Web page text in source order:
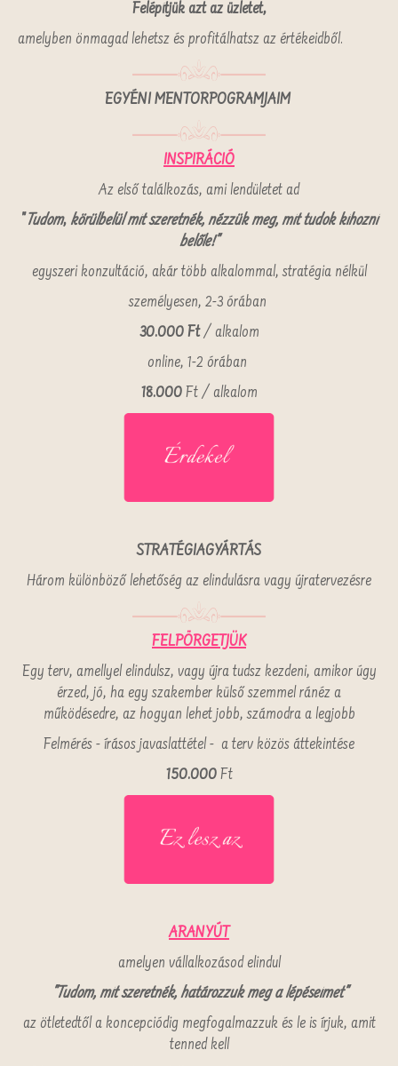
Felépítjük azt az üzletet,
amelyben önmagad lehetsz és profitálhatsz az értékeidből.
EGYÉNI MENTORPOGRAMJAIM
INSPIRÁCIÓ
Az első találkozás, ami lendületet ad
"Tudom, körülbelül mit szeretnék, nézzük meg, mit tudok kihozni
belőle!"
egyszeri konzultáció, akár több alkalommal, stratégia nélkül
személyesen, 2-3 órában
30.000 Ft/ alkalom
online, 1-2 órában
18.000Ft / alkalom
STRATÉGIAGYÁRTÁS
Három különböző lehetőség az elindulásra vagy újratervezésre
FELPÖRGETJÜK
Egy terv, amellyel elindulsz, vagy újra tudsz kezdeni, amikor úgy
érzed, jó, ha egy szakember külső szemmel ránéz a
működésedre, az hogyan lehet jobb, számodra a legjobb
Felmérés - írásos javaslattétel - a terv közös áttekintése
150.000Ft
ARANYÚT
amelyen vállalkozásod elindul
"Tudom, mit szeretnék, határozzuk meg a lépéseimet"
az ötletedtől a koncepciódig megfogalmazzuk és le is írjuk, amit
tenned kell